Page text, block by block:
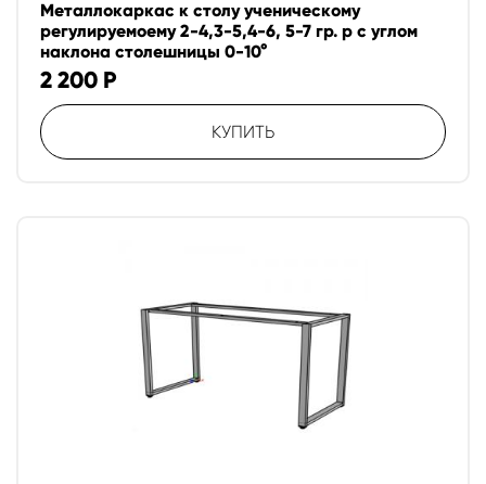
Металлокаркас к столу ученическому
регулируемоему 2-4,3-5,4-6, 5-7 гр. р с углом
наклона столешницы 0-10°
2 200 Р
КУПИТЬ